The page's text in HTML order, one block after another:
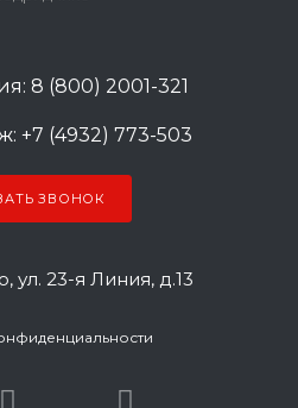
8 (800) 2001-321
+7 (4932) 773-503
ЗВОНОК
ул. 23-я Линия, д.13